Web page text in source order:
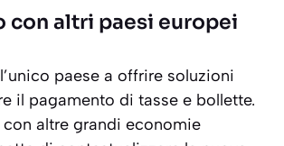
con altri paesi europei
paese a offrire soluzioni
il pagamento di tasse e bollette.
altre grandi economie